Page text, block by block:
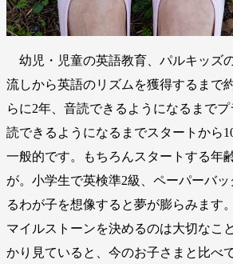
幼児・児童の英語教育、パルキッズ
流しから英語のリズムを獲得するまで
らに2年、音読できるようになるまで
読できるようになるまでスタートから
一般的です。もちろんスタートする年
が。小学生で英検準2級、ペーパーバ
るわが子を想像すると夢が膨らみます
マイルストーンを決めるのは大切なこ
かり見ていると、今のお子さまと比べ